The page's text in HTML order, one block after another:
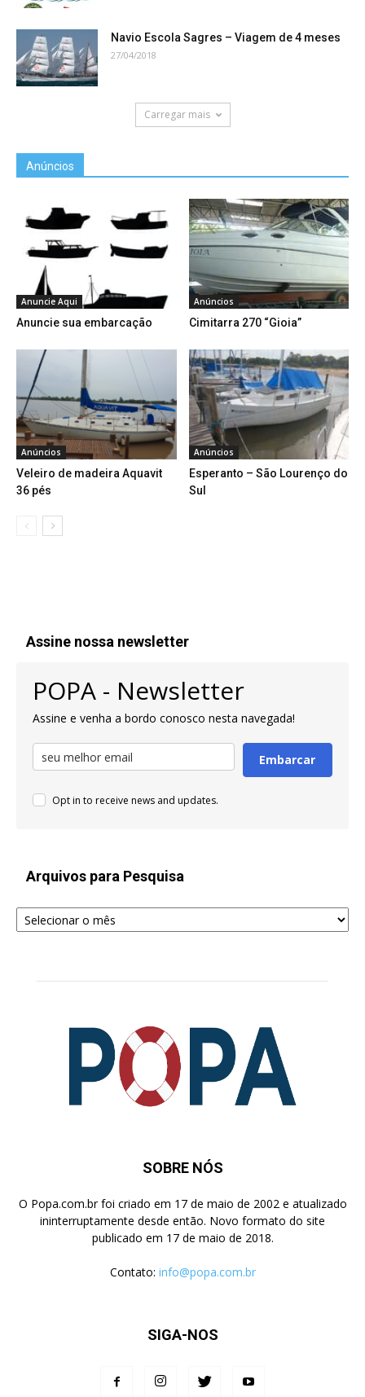
Navio Escola Sagres – Viagem de 4 meses
27/04/2018
Carregar mais
Anúncios
Anuncie Aqui
Anuncie sua embarcação
Anúncios
Cimitarra 270 “Gioia”
Anúncios
Veleiro de madeira Aquavit
36 pés
Anúncios
Esperanto – São Lourenço do
Sul
Assine nossa newsletter
POPA - Newsletter
Assine e venha a bordo conosco nesta navegada!
Embarcar
Opt in to receive news and updates.
Arquivos para Pesquisa
Arquivos
para
SOBRE NÓS
O Popa.com.br foi criado em 17 de maio de 2002 e atualizado
ininterruptamente desde então. Novo formato do site
publicado em 17 de maio de 2018.
Contato: info@popa.com.br
SIGA-NOS